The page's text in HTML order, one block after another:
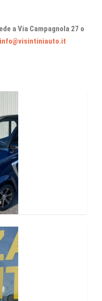
a Via Campagnola 27 o
info@visintiniauto.it